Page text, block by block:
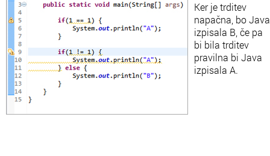
Ker je trditev
napačna, bo Java
izpisala B, če pa
bi bila trditev
pravilna bi Java
izpisala A.